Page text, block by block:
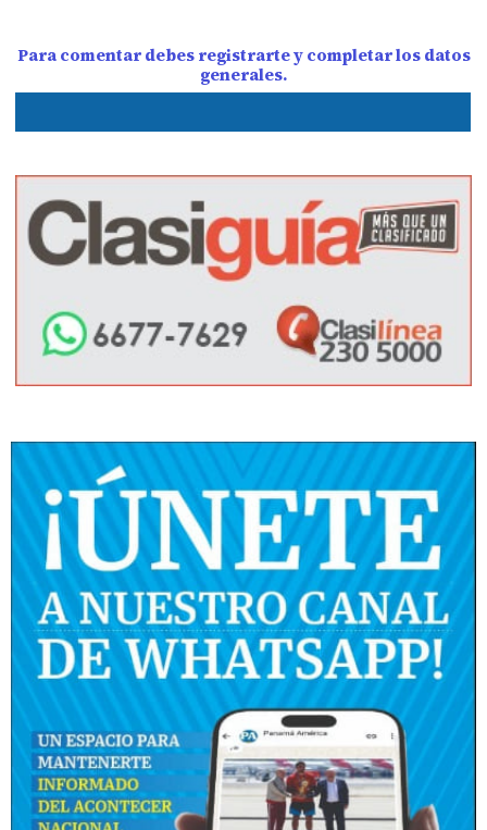
Para comentar debes registrarte y completar los datos
generales.